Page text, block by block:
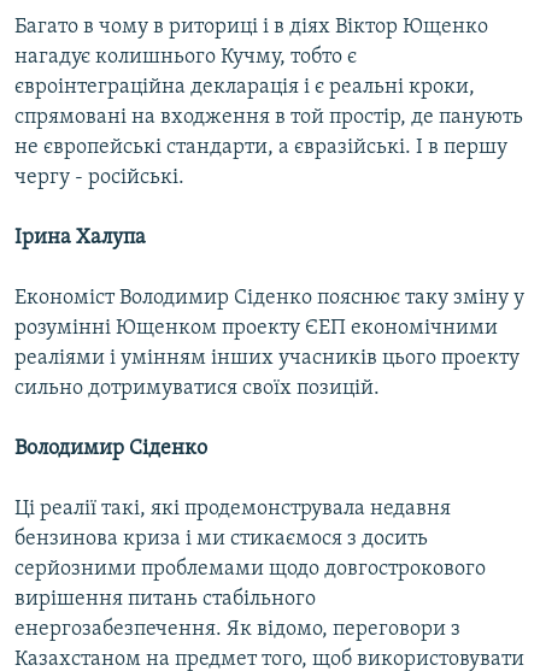
Багато в чому в риториці і в діях Віктор Ющенко
нагадує колишнього Кучму, тобто є
євроінтеграційна декларація і є реальні кроки,
спрямовані на входження в той простір, де панують
не європейські стандарти, а євразійські. І в першу
чергу - російські.
Ірина Халупа
Економіст Володимир Сіденко пояснює таку зміну у
розумінні Ющенком проекту ЄЕП економічними
реаліями і умінням інших учасників цього проекту
сильно дотримуватися своїх позицій.
Володимир Сіденко
Ці реалії такі, які продемонструвала недавня
бензинова криза і ми стикаємося з досить
серйозними проблемами щодо довгострокового
вирішення питань стабільного
енергозабезпечення. Як відомо, переговори з
Казахстаном на предмет того, щоб використовувати